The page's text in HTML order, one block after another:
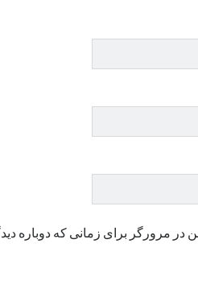
در مرورگر برای زمانی که دوباره